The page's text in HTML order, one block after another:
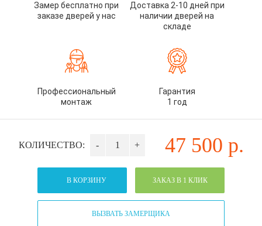
Замер бесплатно при
заказе дверей у нас
Доставка 2-10 дней при
наличии дверей на
складе
Профессиональный
монтаж
Гарантия
1 год
КОЛИЧЕСТВО: - + 47 500 р.
В КОРЗИНУ ЗАКАЗ В 1 КЛИК
ВЫЗВАТЬ ЗАМЕРЩИКА